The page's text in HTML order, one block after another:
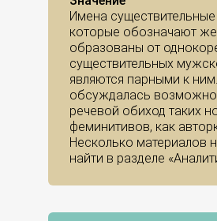
Имена
которые обозначают
образованы от
существительных
являются парными к
обсуждалась
речевой обиход таких
феминитивов, как
Несколько материалов
найти в разделе